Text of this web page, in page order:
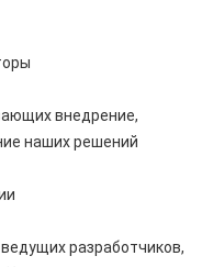
внедрение,
наших решений
разработчиков,